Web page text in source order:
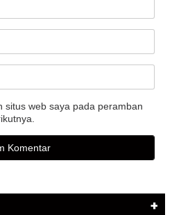
situs web saya pada peramban
+